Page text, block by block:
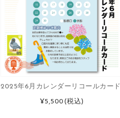
2025年6月カレンダーリコールカード
¥5,500 (税込)